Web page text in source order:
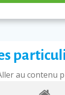
au contenu